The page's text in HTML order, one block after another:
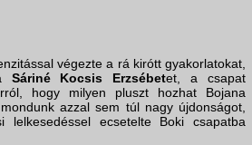
végezte a rá kirótt gyakorlatokat,
Sáriné Kocsis Erzsébetet, a csapat
hogy milyen pluszt hozhat Bojana
azzal sem túl nagy újdonságot,
lelkesedéssel ecsetelte Boki csapatba